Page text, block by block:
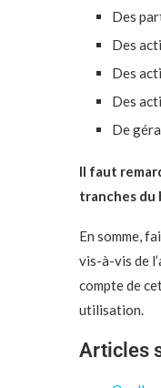
Des
Des
Des
Des
De
Il faut
tranches du
En somme,
vis-à-vis de
compte de
utilisation.
Articles